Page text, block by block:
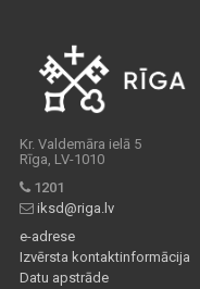
Kr. Valdemāra ielā 5
Rīga, LV-1010
1201
iksd@riga.lv
e-adrese
Izvērsta kontaktinformācija
Datu apstrāde